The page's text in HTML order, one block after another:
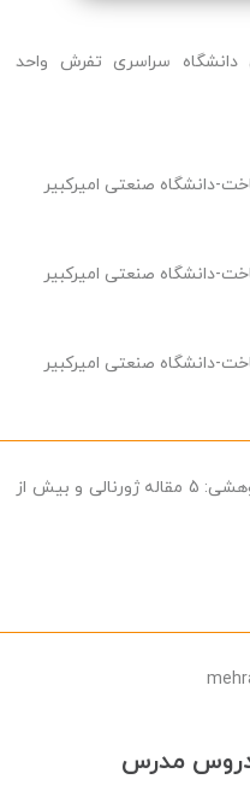
دانشگاه سراسری تفرش واحد
دانشگاه صنعتی امیرکبیر
دانشگاه صنعتی امیرکبیر
دانشگاه صنعتی امیرکبیر
5 مقاله ژورنالی و بیش از
دروس مدرس